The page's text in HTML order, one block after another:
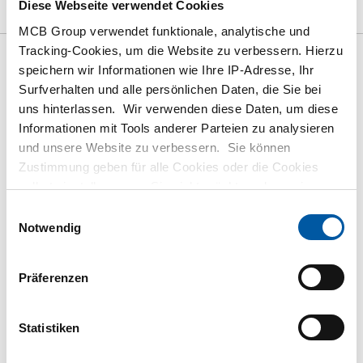
Diese Webseite verwendet Cookies
MCB Group verwendet funktionale, analytische und
Tracking-Cookies, um die Website zu verbessern. Hierzu
speichern wir Informationen wie Ihre IP-Adresse, Ihr
Surfverhalten und alle persönlichen Daten, die Sie bei
uns hinterlassen. Wir verwenden diese Daten, um diese
Informationen mit Tools anderer Parteien zu analysieren
und unsere Website zu verbessern. Sie können
Zustimmung geben für alle Cookies oder die Cookies
selbst einstellen, wenn Sie nicht möchten, dass wir
Informationen zu den von uns gespeicherten Cookies und
den Parteien mit denen wir zusammenarbeiten, finden
hier
unsere Richtlinien an.
Notwendig
Präferenzen
Statistiken
Bruttopreisliste: Rfs
geschweißte konzentrische
Reduzierstücke 1.4307 L=3(D-
d)
Artikelnummer
Beschreibung
Stück pro KG